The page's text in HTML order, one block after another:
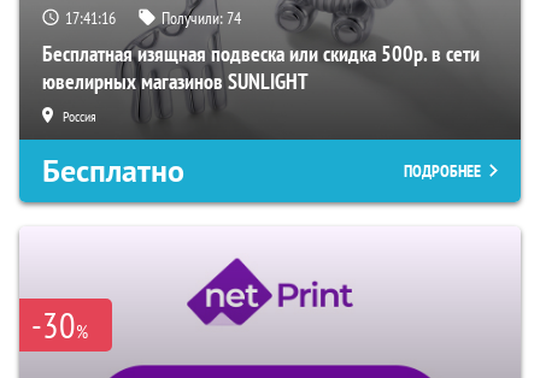
17:41:15 Получили:74
Бесплатная изящная подвеска или скидка 500р. в сети
ювелирных магазинов SUNLIGHT
Россия
Бесплатно ПОДРОБНЕЕ
-30%